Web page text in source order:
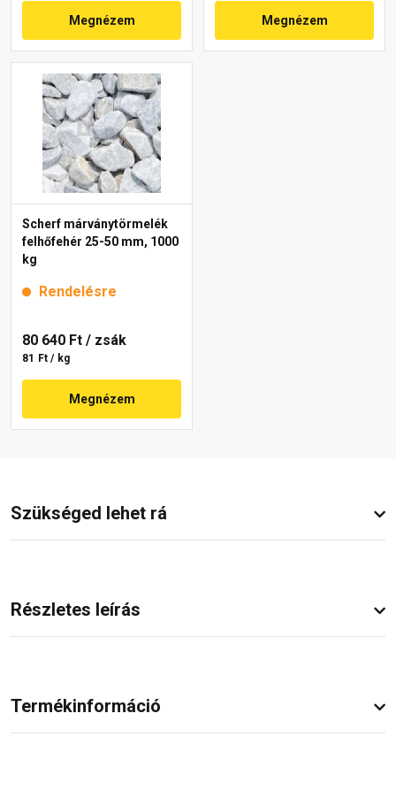
Megnézem Megnézem
Scherf márványtörmelék
felhőfehér 25-50 mm, 1000
kg
Rendelésre
80 640 Ft / zsák
81 Ft / kg
Megnézem
Szükséged lehet rá
Részletes leírás
Termékinformáció